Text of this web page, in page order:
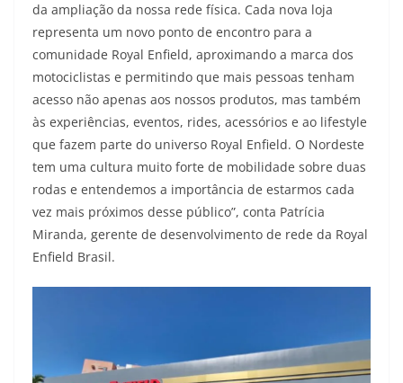
da ampliação da nossa rede física. Cada nova loja
representa um novo ponto de encontro para a
comunidade Royal Enfield, aproximando a marca dos
motociclistas e permitindo que mais pessoas tenham
acesso não apenas aos nossos produtos, mas também
às experiências, eventos, rides, acessórios e ao lifestyle
que fazem parte do universo Royal Enfield. O Nordeste
tem uma cultura muito forte de mobilidade sobre duas
rodas e entendemos a importância de estarmos cada
vez mais próximos desse público”, conta Patrícia
Miranda, gerente de desenvolvimento de rede da Royal
Enfield Brasil.